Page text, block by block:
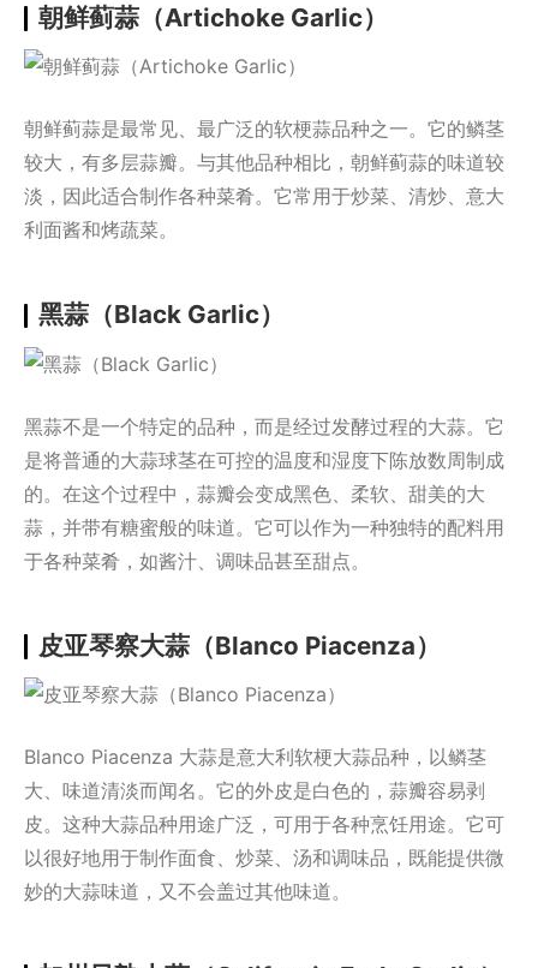
朝鲜蓟蒜（Artichoke Garlic）
朝鲜蓟蒜是最常见、最广泛的软梗蒜品种之一。它的鳞茎
较大，有多层蒜瓣。与其他品种相比，朝鲜蓟蒜的味道较
淡，因此适合制作各种菜肴。它常用于炒菜、清炒、意大
利面酱和烤蔬菜。
黑蒜（Black Garlic）
黑蒜不是一个特定的品种，而是经过发酵过程的大蒜。它
是将普通的大蒜球茎在可控的温度和湿度下陈放数周制成
的。在这个过程中，蒜瓣会变成黑色、柔软、甜美的大
蒜，并带有糖蜜般的味道。它可以作为一种独特的配料用
于各种菜肴，如酱汁、调味品甚至甜点。
皮亚琴察大蒜（Blanco Piacenza）
Blanco Piacenza 大蒜是意大利软梗大蒜品种，以鳞茎
大、味道清淡而闻名。它的外皮是白色的，蒜瓣容易剥
皮。这种大蒜品种用途广泛，可用于各种烹饪用途。它可
以很好地用于制作面食、炒菜、汤和调味品，既能提供微
妙的大蒜味道，又不会盖过其他味道。